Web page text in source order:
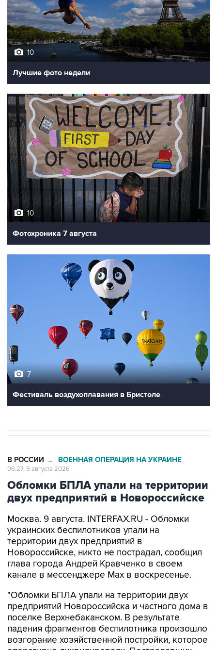
10
Лучшие фото недели
10
Фотохроника 7 августа
7
Фестиваль воздухоплавания в Бристоле
В РОССИИ → ВОЕННАЯ ОПЕРАЦИЯ НА УКРАИНЕ
06:27, 9 августа 2026
Обломки БПЛА упали на территории
двух предприятий в Новороссийске
Москва. 9 августа. INTERFAX.RU - Обломки
украинских беспилотников упали на
территории двух предприятий в
Новороссийске, никто не пострадал, сообщил
глава города Андрей Кравченко в своем
канале в мессенджере Max в воскресенье.
"Обломки БПЛА упали на территории двух
предприятий Новороссийска и частного дома в
поселке Верхнебаканском. В результате
падения фрагментов беспилотника произошло
возгорание хозяйственной постройки, которое